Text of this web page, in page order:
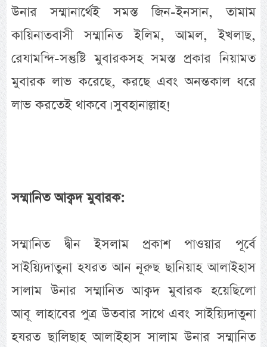
উনার সম্মানার্থেই সমস্ত জিন-ইনসান, তামাম
কায়িনাতবাসী সম্মানিত ইলিম, আমল, ইখলাছ,
রেযামন্দি-সন্তুষ্টি মুবারকসহ সমস্ত প্রকার নিয়ামত
মুবারক লাভ করেছে, করছে এবং অনন্তকাল ধরে
লাভ করতেই থাকবে। সুবহানাল্লাহ!
সম্মানিত আক্বদ মুবারক:
সম্মানিত দ্বীন ইসলাম প্রকাশ পাওয়ার পূর্বে
সাইয়্যিদাতুনা হযরত আন নূরুছ ছানিয়াহ আলাইহাস
সালাম উনার সম্মানিত আক্বদ মুবারক হয়েছিলো
আবূ লাহাবের পুত্র উতবার সাথে এবং সাইয়্যিদাতুনা
হযরত ছালিছাহ আলাইহাস সালাম উনার সম্মানিত